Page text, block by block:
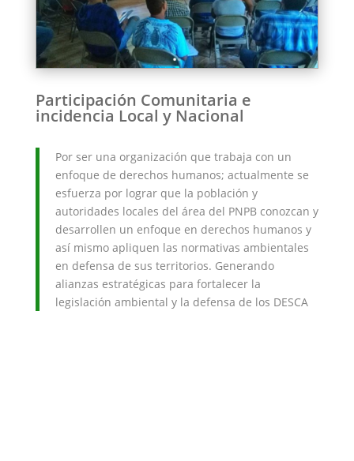
Participación Comunitaria e
incidencia Local y Nacional
Por ser una organización que trabaja con un
enfoque de derechos humanos; actualmente se
esfuerza por lograr que la población y
autoridades locales del área del PNPB conozcan y
desarrollen un enfoque en derechos humanos y
así mismo apliquen las normativas ambientales
en defensa de sus territorios. Generando
alianzas estratégicas para fortalecer la
legislación ambiental y la defensa de los DESCA